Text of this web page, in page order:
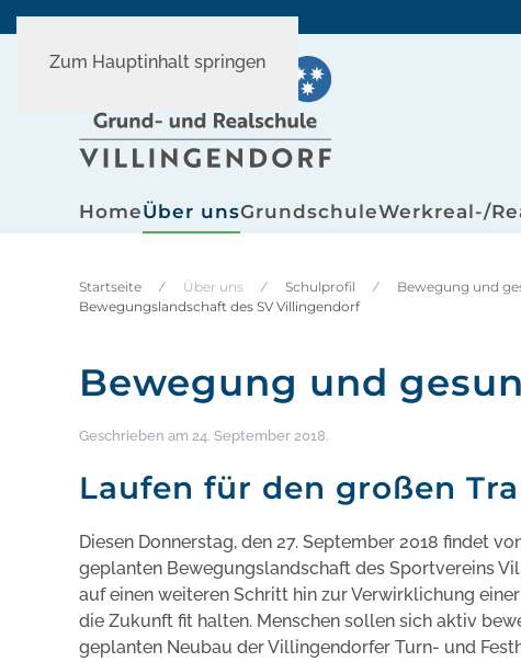
Zum Hauptinhalt springen
HomeÜber unsGrundschuleWerkreal-/
Startseite Über uns Schulprofil Bewegung und
Bewegungslandschaft des SV Villingendorf
Bewegung und
Geschrieben am 24. September 2018.
Laufen für den großen
Diesen Donnerstag, den 27. September 2018 findet
geplanten Bewegungslandschaft des Sportvereins
auf einen weiteren Schritt hin zur Verwirklichung
die Zukunft fit halten. Menschen sollen sich aktiv
geplanten Neubau der Villingendorfer Turn- und